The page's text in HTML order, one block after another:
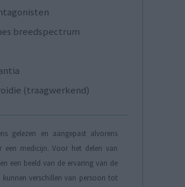
breedspectrum
(traagwerkend)
gelezen en aangepast alvorens
medicijn. Voor het delen van
een beeld van de ervaring van de
verschillen van persoon tot